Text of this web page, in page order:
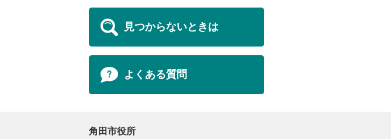
見つからないときは
よくある質問
角田市役所